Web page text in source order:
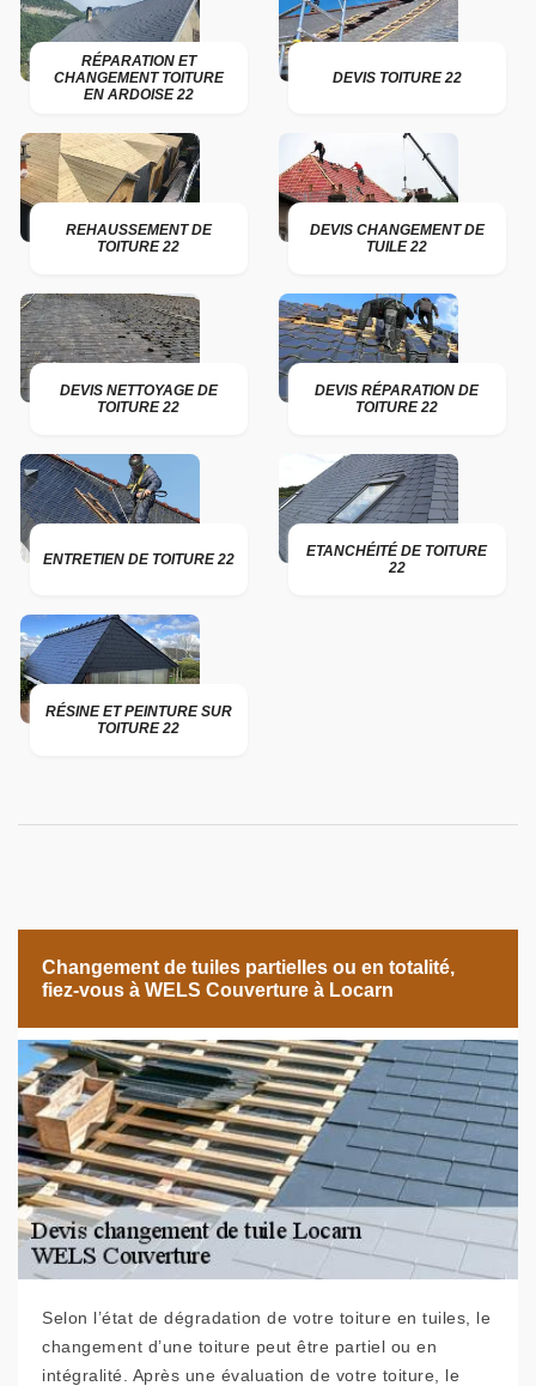
RÉPARATION ET
CHANGEMENT TOITURE
EN ARDOISE 22
DEVIS TOITURE 22
REHAUSSEMENT DE
TOITURE 22
DEVIS CHANGEMENT DE
TUILE 22
DEVIS NETTOYAGE DE
TOITURE 22
DEVIS RÉPARATION DE
TOITURE 22
ENTRETIEN DE TOITURE 22
ETANCHÉITÉ DE TOITURE
22
RÉSINE ET PEINTURE SUR
TOITURE 22
Changement de tuiles partielles ou en totalité,
fiez-vous à WELS Couverture à Locarn
Selon l’état de dégradation de votre toiture en tuiles, le
changement d’une toiture peut être partiel ou en
intégralité. Après une évaluation de votre toiture, le